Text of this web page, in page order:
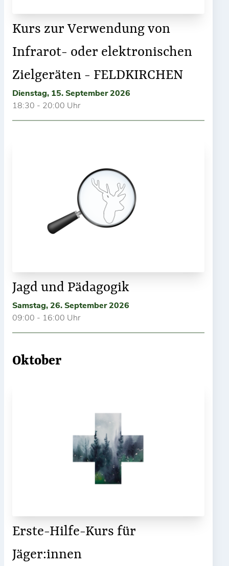
Kurs zur Verwendung von
Infrarot- oder elektronischen
Zielgeräten - FELDKIRCHEN
Dienstag, 15. September 2026
18:30 - 20:00 Uhr
Jagd und Pädagogik
Samstag, 26. September 2026
09:00 - 16:00 Uhr
Oktober
Erste-Hilfe-Kurs für
Jäger:innen